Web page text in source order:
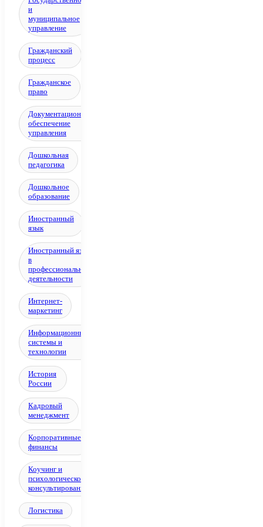
и
муниципальное
управление
Гражданский
процесс
Гражданское
право
Документационное
обеспечение
управления
Дошкольная
педагогика
Дошкольное
образование
Иностранный
язык
Иностранный язык
в
профессиональной
деятельности
Интернет-
маркетинг
Информационные
системы и
технологии
История
России
Кадровый
менеджмент
Корпоративные
финансы
Коучинг и
психологическое
консультирование
Логистика